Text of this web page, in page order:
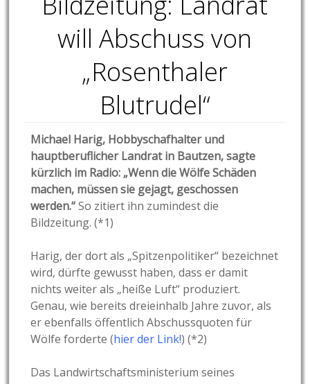
will Abschuss von
„Rosenthaler
Blutrudel“
Michael Harig, Hobbyschafhalter und
hauptberuflicher Landrat in Bautzen, sagte
kürzlich im Radio: „Wenn die Wölfe Schäden
machen, müssen sie gejagt, geschossen
werden.“So zitiert ihn zumindest die
Bildzeitung. (*1)
Harig, der dort als „Spitzenpolitiker“ bezeichnet
wird, dürfte gewusst haben, dass er damit
nichts weiter als „heiße Luft“ produziert.
Genau, wie bereits dreieinhalb Jahre zuvor, als
er ebenfalls öffentlich Abschussquoten für
Wölfe forderte (hier der Link!) (*2)
Das Landwirtschaftsministerium seines